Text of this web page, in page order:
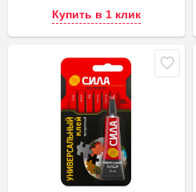
Купить в 1 клик